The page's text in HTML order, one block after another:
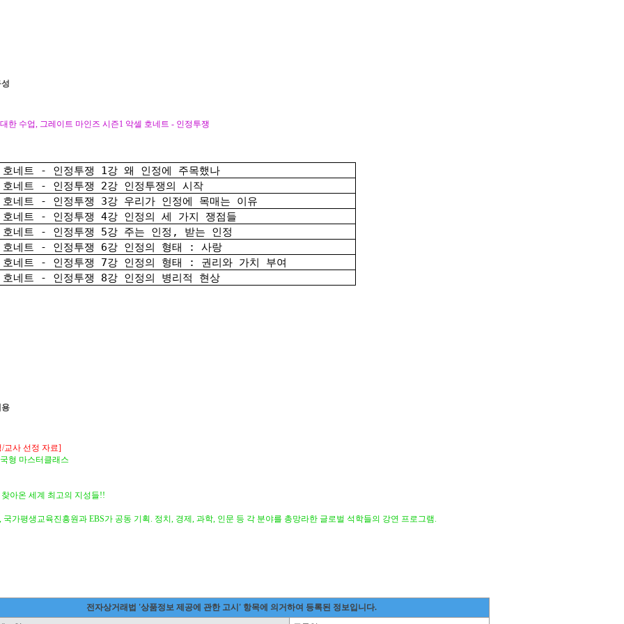
한 수업, 그레이트 마인즈 시즌1 악셀 호네트 - 인정투쟁
네트 - 인정투쟁 1강 왜 인정에 주목했나
네트 - 인정투쟁 2강 인정투쟁의 시작
네트 - 인정투쟁 3강 우리가 인정에 목매는 이유
네트 - 인정투쟁 4강 인정의 세 가지 쟁점들
호네트 - 인정투쟁 5강 주는 인정, 받는 인정
호네트 - 인정투쟁 6강 인정의 형태 : 사랑
호네트 - 인정투쟁 7강 인정의 형태 : 권리와 가치 부여
네트 - 인정투쟁 8강 인정의 병리적 현상
교사 선정 자료]
형 마스터클래스
아온 세계 최고의 지성들!!
국가평생교육진흥원과 EBS가 공동 기획. 정치, 경제, 과학, 인문 등 각 분야를 총망라한 글로벌 석학들의 강연 프로그램.
전자상거래법 '상품정보 제공에 관한 고시' 항목에 의거하여 등록된 정보입니다.